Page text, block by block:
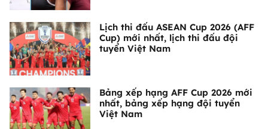
Lịch thi đấu ASEAN Cup 2026 (AFF
Cup) mới nhất, lịch thi đấu đội
tuyển Việt Nam
Bảng xếp hạng AFF Cup 2026 mới
nhất, bảng xếp hạng đội tuyển
Việt Nam